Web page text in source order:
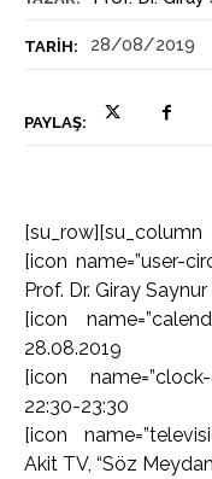
TARIH: 28/08/2019
PAYLAŞ:
[icon name=”user-
Prof. Dr. Giray
[icon
28.08.2019
[icon
22:30-23:30
[icon
Akit TV, “Söz